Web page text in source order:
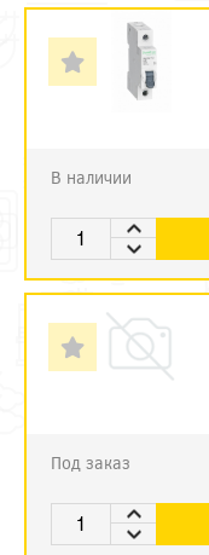
В наличии
Под заказ